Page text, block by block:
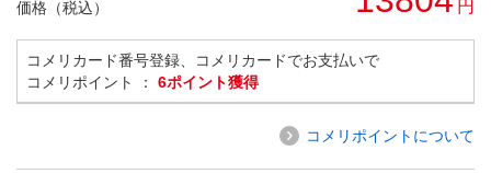
価格（税込）
円
コメリカード番号登録、コメリカードでお支払いで
コメリポイント ： 6ポイント獲得
コメリポイントについて